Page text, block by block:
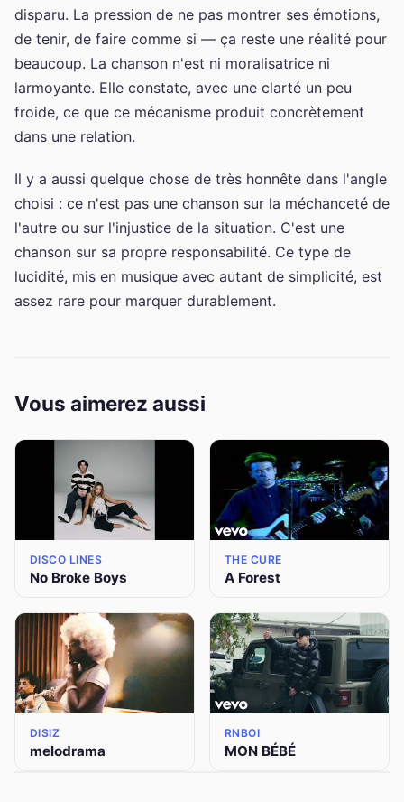
disparu. La pression de ne pas montrer ses émotions,
de tenir, de faire comme si — ça reste une réalité pour
beaucoup. La chanson n'est ni moralisatrice ni
larmoyante. Elle constate, avec une clarté un peu
froide, ce que ce mécanisme produit concrètement
dans une relation.
Il y a aussi quelque chose de très honnête dans l'angle
choisi : ce n'est pas une chanson sur la méchanceté de
l'autre ou sur l'injustice de la situation. C'est une
chanson sur sa propre responsabilité. Ce type de
lucidité, mis en musique avec autant de simplicité, est
assez rare pour marquer durablement.
Vous aimerez aussi
DISCO LINES
No Broke Boys
THE CURE
A Forest
DISIZ
melodrama
RNBOI
MON BÉBÉ